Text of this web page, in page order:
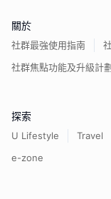
關於
社群最強使用指南
社群焦點功能及升級計
探索
U Lifestyle Travel
e-zone